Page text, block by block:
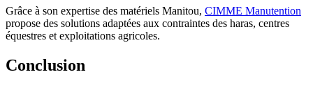
Grâce à son expertise des matériels Manitou, CIMME Manutention
propose des solutions adaptées aux contraintes des haras, centres
équestres et exploitations agricoles.
Conclusion